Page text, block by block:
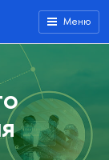
Меню